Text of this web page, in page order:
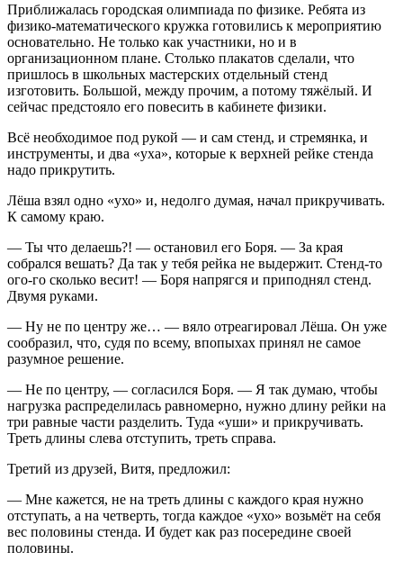
Приближалась городская олимпиада по физике. Ребята из
физико-математического кружка готовились к мероприятию
основательно. Не только как участники, но и в
организационном плане. Столько плакатов сделали, что
пришлось в школьных мастерских отдельный стенд
изготовить. Большой, между прочим, а потому тяжёлый. И
сейчас предстояло его повесить в кабинете физики.
Всё необходимое под рукой — и сам стенд, и стремянка, и
инструменты, и два «уха», которые к верхней рейке стенда
надо прикрутить.
Лёша взял одно «ухо» и, недолго думая, начал прикручивать.
К самому краю.
— Ты что делаешь?! — остановил его Боря. — За края
собрался вешать? Да так у тебя рейка не выдержит. Стенд-то
ого-го сколько весит! — Боря напрягся и приподнял стенд.
Двумя руками.
— Ну не по центру же… — вяло отреагировал Лёша. Он уже
сообразил, что, судя по всему, впопыхах принял не самое
разумное решение.
— Не по центру, — согласился Боря. — Я так думаю, чтобы
нагрузка распределилась равномерно, нужно длину рейки на
три равные части разделить. Туда «уши» и прикручивать.
Треть длины слева отступить, треть справа.
Третий из друзей, Витя, предложил:
— Мне кажется, не на треть длины с каждого края нужно
отступать, а на четверть, тогда каждое «ухо» возьмёт на себя
вес половины стенда. И будет как раз посередине своей
половины.